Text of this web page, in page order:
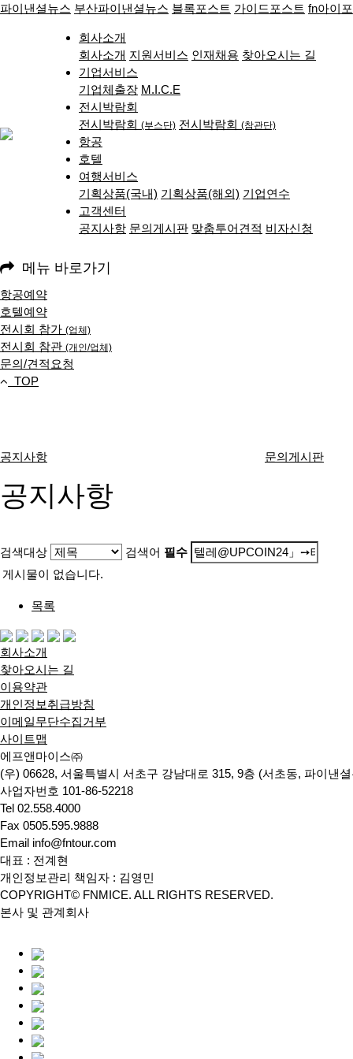
파이낸셜뉴스 부산파이낸셜뉴스 블록포스트 가이드포스트 fn아이
회사소개
회사소개 지원서비스 인재채용 찾아오시는 길
기업서비스
기업체출장 M.I.C.E
전시박람회
전시박람회 (부스단) 전시박람회 (참관단)
항공
호텔
여행서비스
기획상품(국내) 기획상품(해외) 기업연수
고객센터
공지사항 문의게시판 맞춤투어견적 비자신청
메뉴 바로가기
항공예약
호텔예약
전시회 참가 (업체)
전시회 참관 (개인/업체)
문의/견적요청
TOP
공지사항 문의게시판
공지사항
검색대상 검색어 필수
게시물이 없습니다.
목록
회사소개
찾아오시는 길
이용약관
개인정보취급방침
이메일무단수집거부
사이트맵
에프앤마이스㈜
(우) 06628, 서울특별시 서초구 강남대로 315, 9층 (서초동, 파이낸
사업자번호 101-86-52218
Tel 02.558.4000
Fax 0505.595.9888
Email info@fntour.com
대표 : 전계현
개인정보관리 책임자 : 김영민
COPYRIGHT© FNMICE. ALL RIGHTS RESERVED.
본사 및 관계회사